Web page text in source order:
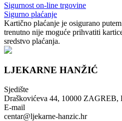
Sigurnost on-line trgovine
Sigurno plaćanje
Kartično plaćanje je osigurano
trenutno nije moguće prihvatiti
sredstvo plaćanja.
LJEKARNE HANŽIĆ
Sjedište
Draškovićeva 44, 10000 ZAGREB,
E-mail
centar@ljekarne-hanzic.hr